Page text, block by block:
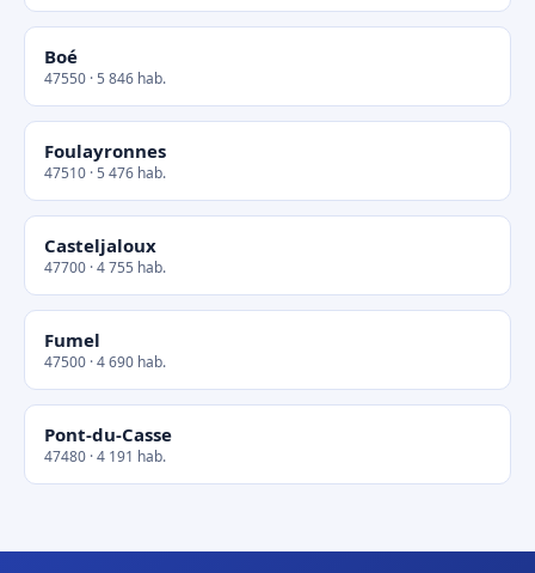
Boé
47550 · 5 846 hab.
Foulayronnes
47510 · 5 476 hab.
Casteljaloux
47700 · 4 755 hab.
Fumel
47500 · 4 690 hab.
Pont-du-Casse
47480 · 4 191 hab.